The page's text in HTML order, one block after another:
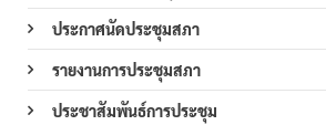
ประกาศนัดประชุมสภา
รายงานการประชุมสภา
ประชาสัมพันธ์การประชุม